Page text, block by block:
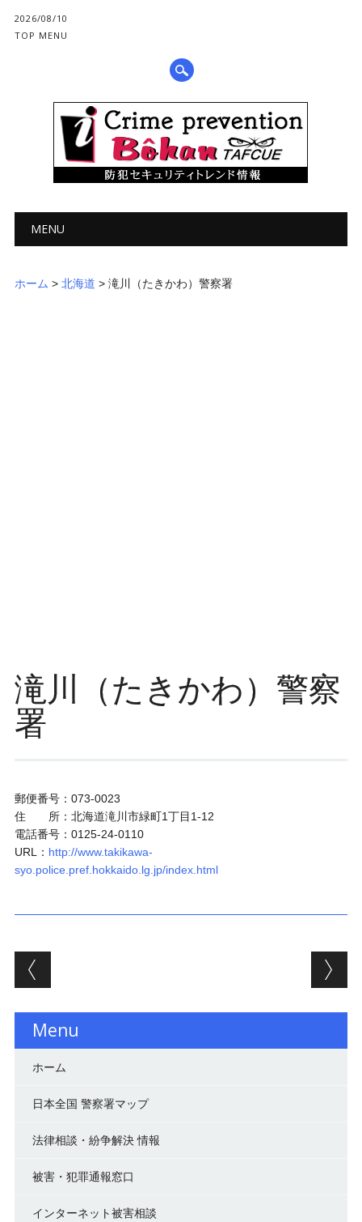
2026/08/10
TOP MENU
メインメニュー
ツ
MENU
ホーム > 北海道 > 滝川（たきかわ）警察署
滝川（たきかわ）警察
署
郵便番号：073-0023
住 所：北海道滝川市緑町1丁目1-12
電話番号：0125-24-0110
URL： http://www.takikawa-
syo.police.pref.hokkaido.lg.jp/index.html
投稿ナビゲーション
Menu
ホーム
日本全国 警察署マップ
法律相談・紛争解決 情報
被害・犯罪通報窓口
インターネット被害相談